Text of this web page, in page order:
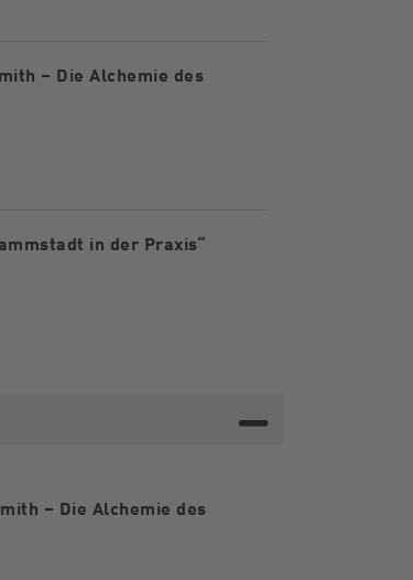
– Die Alchemie des
in der Praxis“
– Die Alchemie des